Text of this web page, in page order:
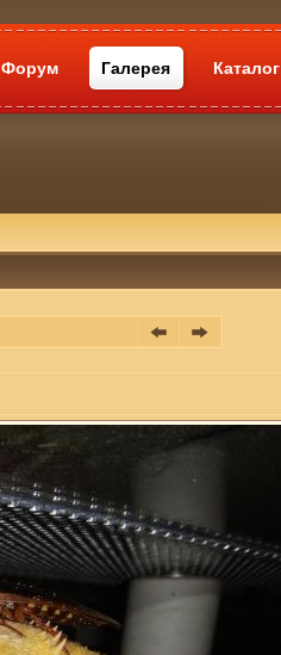
Форум Галерея Каталог